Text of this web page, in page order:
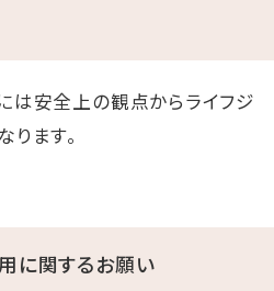
は安全上の観点からライフジ
ます。
に関するお願い